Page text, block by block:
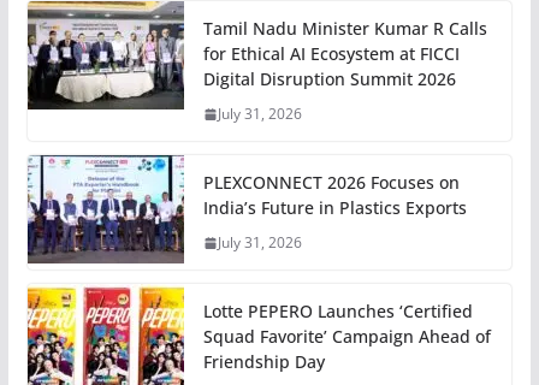
Tamil Nadu Minister Kumar R Calls
for Ethical AI Ecosystem at FICCI
Digital Disruption Summit 2026
July 31, 2026
PLEXCONNECT 2026 Focuses on
India’s Future in Plastics Exports
July 31, 2026
Lotte PEPERO Launches ‘Certified
Squad Favorite’ Campaign Ahead of
Friendship Day